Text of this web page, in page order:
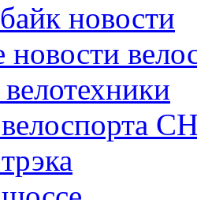
новости